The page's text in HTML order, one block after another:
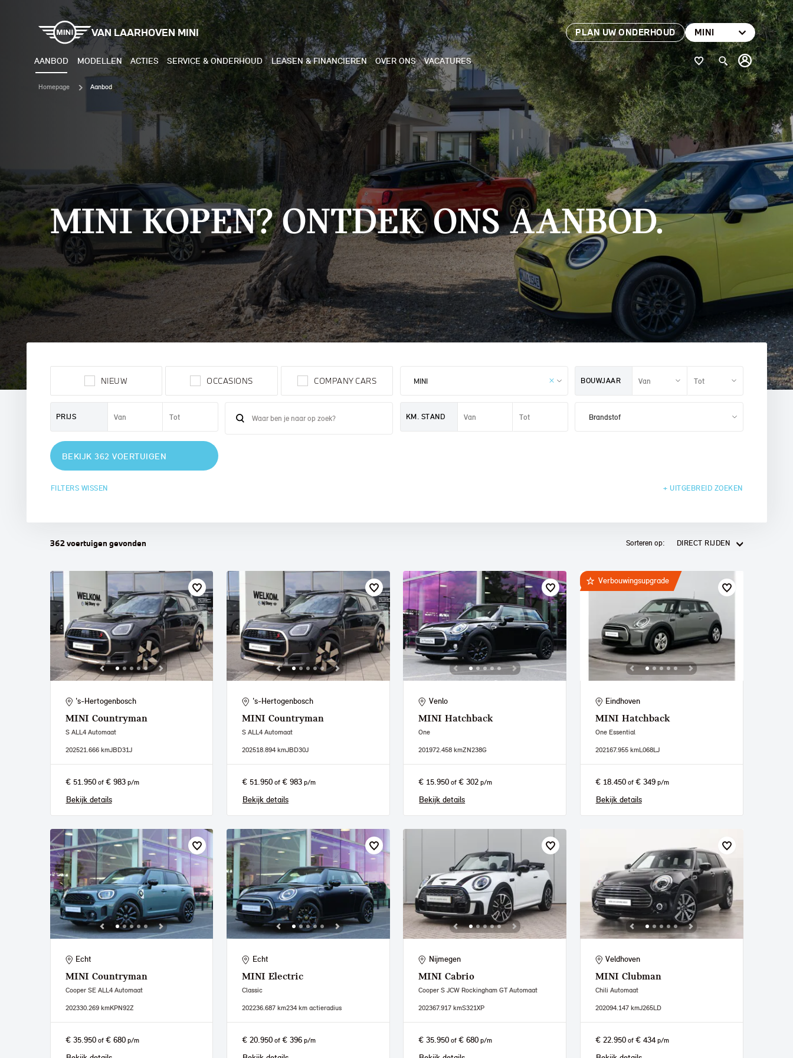
VAN LAARHOVEN MINI PLAN UW ONDERHOUD MINI
AANBOD MODELLEN
MINI COOPER ELECTRIC
MINI ACEMAN ELECTRIC
MINI COUNTRYMAN ELECTRIC
JOHN COOPER WORKS
ELECTRIC
BENZINE
MINI COOPER 3-DEURS
MINI COOPER CABRIO
MINI COOPER 5-DEURS
MINI COUNTRYMAN
JOHN COOPER WORKS
MINI PAUL SMITH EDITION
ACTIES SERVICE & ONDERHOUD LEASEN & FINANCIEREN OVER ONS VACATURES
Homepage Aanbod
MINI KOPEN? ONTDEK ONS AANBOD.
NIEUW OCCASIONS COMPANY CARS BOUWJAAR
PRIJS KM. STAND
BEKIJK 362 VOERTUIGEN
FILTERS WISSEN + UITGEBREID ZOEKEN
362voertuigen gevonden Sorteren op: DIRECT RIJDEN
's-Hertogenbosch
MINI Countryman
S ALL4 Automaat
202521.666 kmJBD31J
€ 51.950of € 983p/m
Bekijk details
's-Hertogenbosch
MINI Countryman
S ALL4 Automaat
202518.894 kmJBD30J
€ 51.950of € 983p/m
Bekijk details
Venlo
MINI Hatchback
One
201972.458 kmZN238G
€ 15.950 of€ 302 p/m
Bekijk details
Verbouwingsupgrade
Eindhoven
MINI Hatchback
One Essential
202167.955 kmL068LJ
€ 18.450of € 349p/m
Bekijk details
Echt
MINI Countryman
Cooper SE ALL4 Automaat
202330.269 kmKPN92Z
€ 35.950of € 680p/m
Echt
MINI Electric
Classic
202236.687 km234 km actieradius
€ 20.950of € 396p/m
Nijmegen
MINI Cabrio
Cooper S JCW Rockingham GT Automaat
202367.917 kmS321XP
€ 35.950 of€ 680 p/m
Veldhoven
MINI Clubman
Chili Automaat
202094.147 kmJ265LD
€ 22.950of € 434p/m